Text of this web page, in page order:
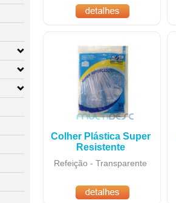
Colher Plástica Super
Resistente
Refeição - Transparente